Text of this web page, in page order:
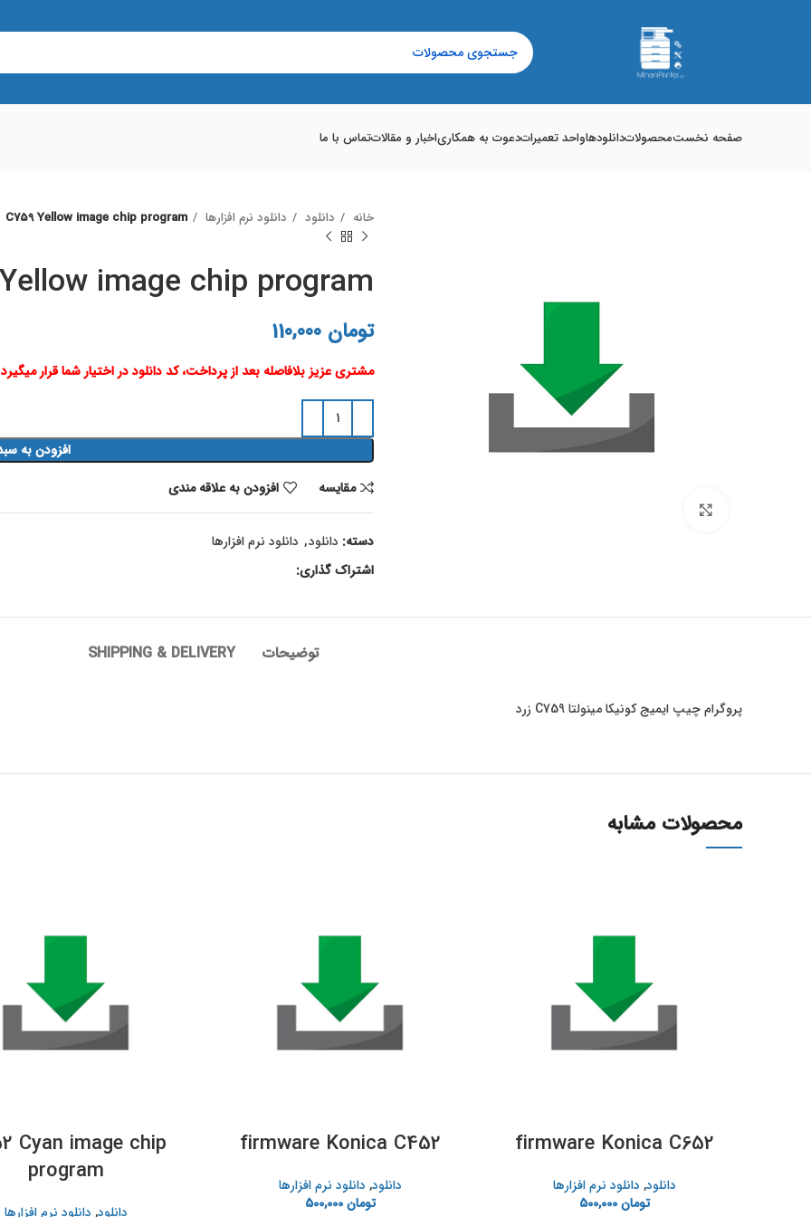
صفحه نخستمحصولاتدانلودهاواحد تعمیراتدعوت به همکاریاخبار و مقالاتتماس با ما
خانه دانلود دانلود نرم افزارها C759 Yellow image chip program
image chip program
تومان 110,000
مشتری عزیز بلافاصله بعد از پرداخت، کد دانلود در اختیار شما قرار
افزودن به
مقايسه
افزودن به علاقه مندی
دسته: دانلود, دانلود نرم افزارها
اشتراک گذاری:
توضیحات SHIPPING & DELIVERY
پروگرام چیپ ایمیج کونیکا مینولتا C759 زرد
محصولات مشابه
firmware Konica C652
دانلود, دانلود نرم افزارها
تومان500,000
firmware Konica C452
دانلود, دانلود نرم افزارها
تومان500,000
Cyan image chip
program
دانلود, دانلود نرم افزارها